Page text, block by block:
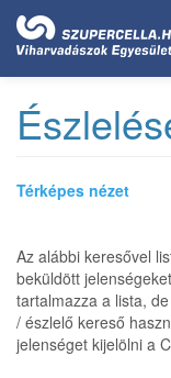
Ugrás
tartalomra
Térképes nézet
Az alábbi keresővel
beküldött
tartalmazza a lista,
/ észlelő kereső
jelenséget kijelölni a